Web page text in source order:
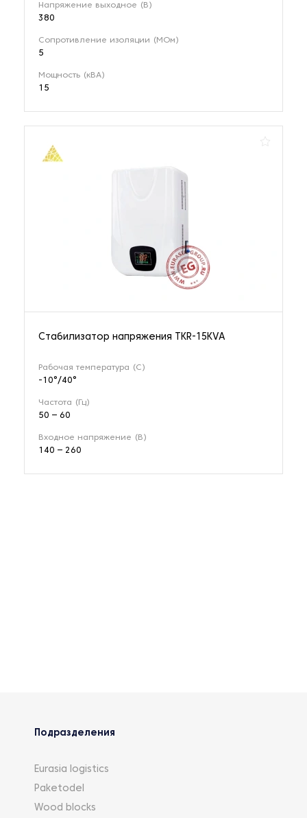
Напряжение выходное (В)
380
Сопротивление изоляции (МОм)
5
Мощность (кВА)
15
Стабилизатор напряжения TKR-15KVA
Рабочая температура (С)
-10°/40°
Частота (Гц)
50 – 60
Входное напряжение (В)
140 – 260
Подразделения
Eurasia logistics
Paketodel
Wood blocks